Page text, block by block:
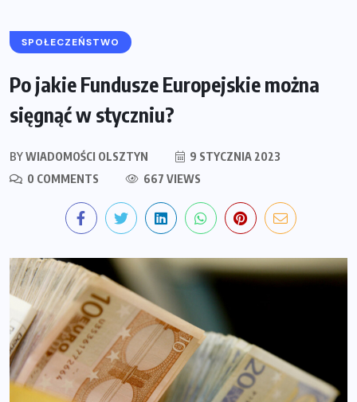
SPOŁECZEŃSTWO
Po jakie Fundusze Europejskie można
sięgnąć w styczniu?
BYWIADOMOŚCI OLSZTYN
9 STYCZNIA 2023
0 COMMENTS
667 VIEWS